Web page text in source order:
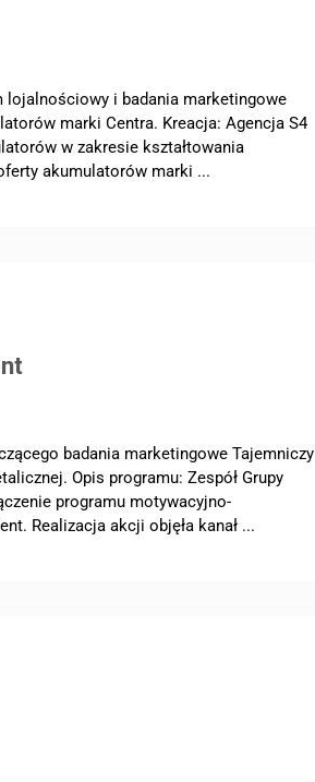
lojalnościowy i badania marketingowe
marki Centra. Kreacja: Agencja S4
w zakresie kształtowania
akumulatorów marki ...
badania marketingowe Tajemniczy
Opis programu: Zespół Grupy
programu motywacyjno-
Realizacja akcji objęła kanał ...